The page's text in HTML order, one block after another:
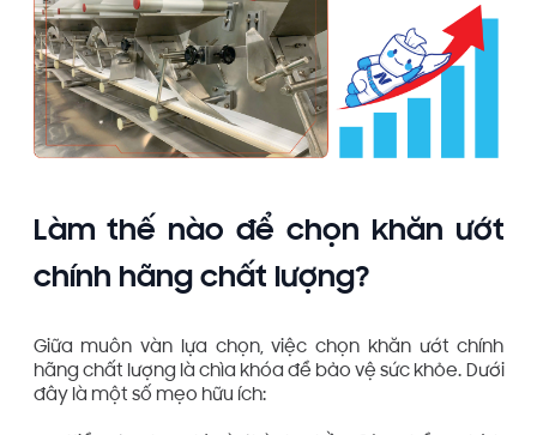
Làm thế nào để chọn khăn ướt
chính hãng chất lượng?
Giữa muôn vàn lựa chọn, việc chọn khăn ướt chính
hãng chất lượng là chìa khóa để bảo vệ sức khỏe. Dưới
đây là một số mẹo hữu ích: